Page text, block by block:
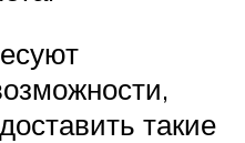
такие